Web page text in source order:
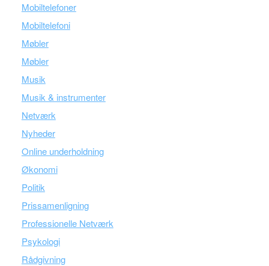
Mobiltelefoner
Mobiltelefoni
Møbler
Møbler
Musik
Musik & instrumenter
Netværk
Nyheder
Online underholdning
Økonomi
Politik
Prissamenligning
Professionelle Netværk
Psykologi
Rådgivning